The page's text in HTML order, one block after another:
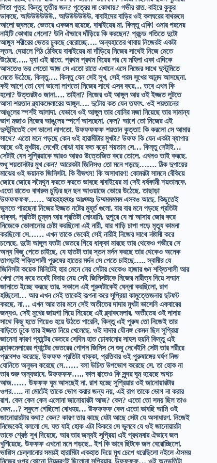
পিতা পুত্র. কিন্তু তৃতীয় জন? পুত্রের মা কোথায়? গভীর রাত. বাইরে কুকুর
ডাকছে. আউউউউউউ.. আউউউউউউ. বাবাইদের বাড়ির ওই কলঘরের বাথরুমে
আলো জ্বলছে. ভেতরে একজন রয়েছে. বাবাইয়ের মা. কিন্তু একি! ওনার পরনের
নাইটি কোথায় গেলো? উনি ঐভাবে দাঁড়িয়ে কি করছেন? প্রচন্ড গতিতে দুটো
আঙ্গুল শরীরের ভেতর ঢুকছে বেরোচ্ছে…. অন্যহাতের থাবায় নিজেরই একটা
স্তন. দেয়ালে পিঠ ঠেকিয়ে বাবাইয়ের মা দাঁড়িয়ে নিজের সাথেই নিজে মেতে
উঠেছে….. হ্যা এই রাতে. প্রথম প্রথম বিয়ের পর যে মহিলা একা এদিকে
আসতেও ভয় পেতো আজ সে এতো রাতে এখানে এসে নিজের সাথে দুস্টুমিতে
মেতে উঠেছে. কিন্তু…. কিন্তু যেন সেই সুখ, সেই পরম সুখের আনন্দ আসছেনা.
কই আগে তো বেশ ভালো লাগতো নিজের সাথে এসব করে… তবে এখন কি
হলো? উত্তরটাও জানা…. তাইনা? নিজের ওই আঙ্গুল আর ওই ইজ্জত লুটতে
আসা শয়তান ব্ল্যাকমেলারের আঙ্গুল…. দুটোয় কত যেন তফাৎ. ওই শয়তানের
আঙুলের স্পর্শই আলাদা. যেভাবে ওই আঙ্গুল তার যোনির মজা নিয়েছে তার সামান্য
ভাগ মজাও নিজের আঙুলের স্পর্শে আসছেনা. কেন? আগে তো নিজের এই
দুস্টুমিতেই বেশ ভালো লাগতো. উফফফফফ শয়তান কুত্তা! কি করলো সে আমার
সাথে? এতো মনে পড়ছে কেন ওই হারামীটার মুখটা? উফফ কি যেন একটা ব্যাপার
আছে ওই মুখটায়. দেখেই বোঝা যায় কত বড়ো শয়তান সে… কিন্তু সেটাই…
সেটাই যেন সুপ্রিয়াকে আরও আরও উত্তেজিত করে তোলে. এখনও তাই করছে.
শুধু শয়তানটার মুখ কেন? আরেকটা জিনিসও তো মনে পড়ছে……. ঠিক দুপায়ের
মাঝের ওই ভয়ানক জিনিসটা. কি বীভৎস! কি অসাধারণ! কোমরটা সামনে বেঁকিয়ে
জোরে জোরে সমৈথুন করতে করতে ভাবছে বাবাইয়ের মা সেই ধর্ষকামী শয়তানকে.
এতো রাতেও বাথরুম চুড়ির ছন ছন আওয়াজে ভোরে উঠেছে. তাছাড়া
উফফফফফ…… আহহহহহ্হঃ আঃহ্হ্হঃ উম্মমমমমম এসবও আছে. কিছুতেই
ভুলতে পারছেনা নিজের ইজ্জত নষ্টের মুহূর্ত গুলো. বার বার মনে পড়ছে প্রতিটা
ধাক্কা, প্রতিটা চুম্বন আর প্রতিটা নোংরামি. দুপুরে যে না আসায় জোর করে
নিজেকে ভোলানোর চেষ্টা করছিলো এই নারী, যার গাড়ি চাপা পড়ে মৃত্যু কামনা
করছিলো সে…… এখন তাকে ভেবেই সেই নারীই নিজের সাথে নষ্টামী করে
চলেছে. দুটো আঙ্গুল যতটা ভেতরে গিয়ে ধাক্কা মারছে তার থেকেও গভীরে সে
অন্য কিছু পেতে চাইছে, যে হাতটা তার স্তন মর্দন করছে তার থেকেও অনেক
তাগড়াই শক্তিশালী পুরুষের হাতের মর্দন সে পেতে চাইছে….. স্বামীর যে
জিনিসটা কয়েক মিনিটেই হার মেনে নেয় সেটার থেকেও হাজার গুন শক্তিশালী আর
খেলা শেষ করে তবেই বিদায় নেয় সেই জিনিসটাকে নিজের নারীত্ব দিয়ে সম্মান
জানাতে ইচ্ছে করছে তার. সকালে এই পুরুষটাকেই ঘেন্না করছিলো, রাগ
হচ্ছিলো… আর এখন সেই তাকেই কল্পনা করে সুপ্রিয়া কামুত্তেজনায় ছটফট
করছে. না… এখন আর তার মনে সেই অতীতের দাদার মুখটা ভাসেনি একবারের
জন্যও. সেই মুখের জায়গা নিয়ে নিয়েছে এই ব্ল্যাকমেলার. অতীতের ওই দাদার
সাথে কিছু হতে গিয়েও হয়ে উঠতে পারেনি, কিন্তু এই পুরুষ তো নিজেই তার
বাড়িতে ঢুকে তার ইজ্জত নিয়ে খেলেছে. ওই দাদার যৌনঙ্গ কেমন ছিল সুপ্রিয়া
জানেনা কারণ প্যান্টের ভেতরে সেদিন হাত ঢোকানোর সাহস হয়নি কিন্তু এই
ব্ল্যাকমেলারের প্যান্টের ভেতরের গোপন জিনিস সে শুধু দেখেইনি সেটা তার শরীরে
প্রবেশও করেছে. উফফফ প্রতিটা ধাক্কা, প্রতিবার ওই পুরুষাঙ্গের ঘর্ষণ নিজ
যোনিতে অনুভব করেছে সে…… বলা উচিত উপভোগ করেছে সে. তা হোক না
তার শুরু অন্যভাবে. উফফফফ….. কাল রাতেও কি সুন্দর ঘুম হয়েছে অথচ
আজ…… উফফফ ঘুম আসছেই না. রাগ হচ্ছে সুপ্রিয়ার ওই জানোয়ারটার
ওপর….. না মোটেই তাকে ভোগ করার জন্য নয়, এই রাগ তাকে ভোগ না করার
রাগ. কেন কেন কেন এলোনা জানোয়ারটা আজ? কেন? এতো তো সময় ছিল তাও
কেন…? স্কুলে গেছিলো বোধহয়… উফফফফ কেন এতো ভাবছি আমি ওই
জানোয়ারটার কথা? কেন? কারণ তার কাছে যেটা আছে সেটা যে অসাধারণ. নিজেই
নিজেকেই বললো সে. যত যাই হোক এটা কিকরে সে ভুলবে যে ওই জানোয়ারটা
তাকে শ্রেষ্ঠ সুখ দিয়েছে. আর তার জন্যই সুপ্রিয়া এই প্রথমবার ঐভাবে জল
খুশিয়েছে. উফফফ এখনো মনে পড়ছে.. ইশ কি ভাবে ছিটকে জল বেরোচ্ছিলো.
ভাগ্গিস চেল্লানোর সময়ই হারামিটা একহাত দিয়ে মুখ চেপে ধরেছিলো নইলে ঐসময়